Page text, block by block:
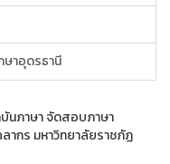
าอุดรธานี
นภาษา จัดสอบภาษา
ากร มหาวิทยาลัยราชภัฏ